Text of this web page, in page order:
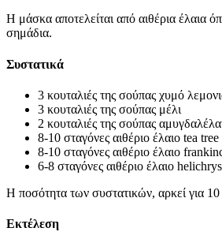
Η μάσκα αποτελείται από αιθέρια έλαια
σημάδια.
Συστατικά
3 κουταλιές της σούπας χυμό
3 κουταλιές της σούπας μέλι
2 κουταλιές της σούπας
8-10 σταγόνες αιθέριο έλαιο tea tree
8-10 σταγόνες αιθέριο έλαιο
6-8 σταγόνες αιθέριο έλαιο
Η ποσότητα των συστατικών, αρκεί για
Εκτέλεση